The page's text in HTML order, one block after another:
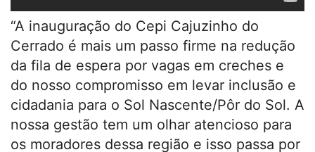
“A inauguração do Cepi Cajuzinho do
Cerrado é mais um passo firme na redução
da fila de espera por vagas em creches e
do nosso compromisso em levar inclusão e
cidadania para o Sol Nascente/Pôr do Sol. A
nossa gestão tem um olhar atencioso para
os moradores dessa região e isso passa por